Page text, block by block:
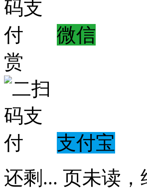
微信
赏
支付宝
还剩 ... 页未读，